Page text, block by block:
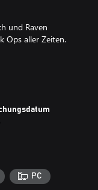
und Raven
Ops aller Zeiten.
krachen.
die Gegenseite
von Treyarch
über. Das Team
PC